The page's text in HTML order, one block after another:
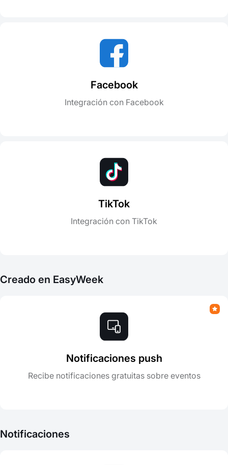
Facebook
Integración con Facebook
TikTok
Integración con TikTok
Creado en EasyWeek
Notificaciones push
Recibe notificaciones gratuitas sobre eventos
Notificaciones